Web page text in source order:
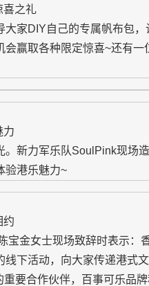
喜之礼
大家DIY自己的专属帆布包
会赢取各种限定惊喜~还有
力
。新力军乐队SoulPink现场
验港乐魅力~
约
宝金女士现场致辞时表示
下活动，向大家传递港式文
重要合作伙伴，百事可乐品